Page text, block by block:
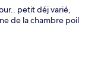
petit déj varié,
de la chambre poil